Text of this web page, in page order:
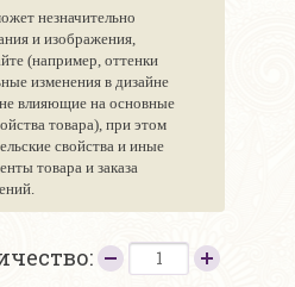
незначительно
и изображения,
(например, оттенки
изменения в дизайне
влияющие на основные
товара), при этом
свойства и иные
товара и заказа